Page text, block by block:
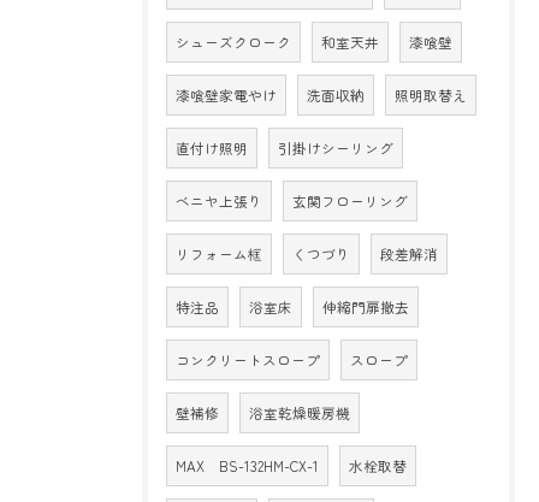
シューズクローク 和室天井 漆喰壁
漆喰壁家電やけ 洗面収納 照明取替え
直付け照明 引掛けシーリング
ベニヤ上張り 玄関フローリング
リフォーム框 くつづり 段差解消
特注品 浴室床 伸縮門扉撤去
コンクリートスロープ スロープ
壁補修 浴室乾燥暖房機
MAX BS-132HM-CX-1 水栓取替